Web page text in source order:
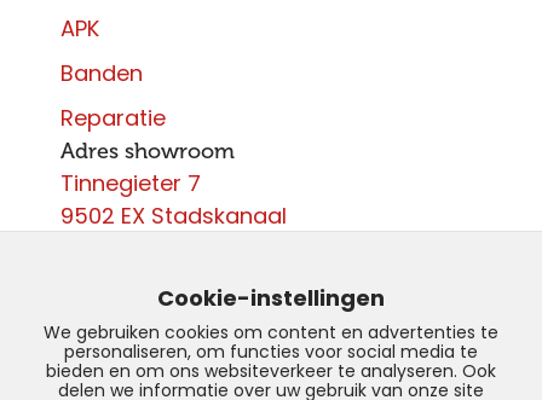
APK
Banden
Reparatie
Adres showroom
Tinnegieter 7
9502 EX Stadskanaal
info@autoparcours.nl
Over ons
Cookie-instellingen
We gebruiken cookies om content en advertenties te
personaliseren, om functies voor social media te
bieden en om ons websiteverkeer te analyseren. Ook
delen we informatie over uw gebruik van onze site